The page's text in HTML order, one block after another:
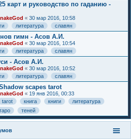
карт и руководство по гаданию -
« 30 мар 2016, 10:58
литература славян
гимн - Асов А.И.
« 30 мар 2016, 10:54
литература славян
- Асов А.И.
« 30 мар 2016, 10:52
литература славян
scapes tarot
« 19 янв 2016, 00:33
tarot книга книги
литература
теней